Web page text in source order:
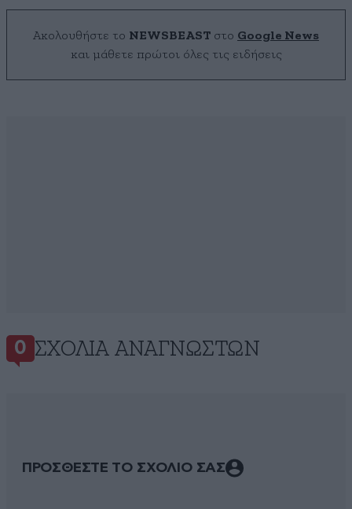
Ακολουθήστε το NEWSBEAST στο Google News
και μάθετε πρώτοι όλες τις ειδήσεις
0 ΣΧΌΛΙΑ ΑΝΑΓΝΩΣΤΏΝ
ΠΡΟΣΘΕΣΤΕ ΤΟ ΣΧΟΛΙΟ ΣΑΣ